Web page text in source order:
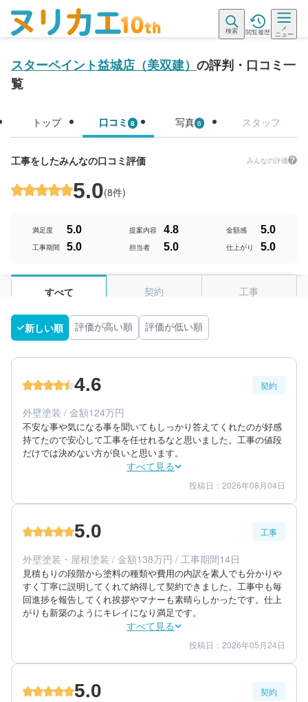
検索 閲覧履歴
メ
ニュー
スターペイント益城店（美双建） の評判・口コミ一
覧
トップ 口コミ 8 写真 6 スタッフ
工事をしたみんなの口コミ評価 みんなの評価
5.0(8件)
満足度 5.0 提案内容 4.8 金額感 5.0
工事期間 5.0 担当者 5.0 仕上がり 5.0
すべて 契約 工事
新しい順 評価が高い順 評価が低い順
4.6 契約
外壁塗装 / 金額124万円
不安な事や気になる事を聞いてもしっかり答えてくれたのが好感
持てたので安心して工事を任せれるなと思いました。工事の値段
だけでは決めない方が良いと思います。
すべて見る
金額感 5
担当者 5
40代/女性/一戸建て
築年数：12年
投稿日：2026年08月04日
5.0 工事
外壁塗装・屋根塗装 / 金額138万円 / 工事期間14日
見積もりの段階から塗料の種類や費用の内訳を素人でも分かりや
すく丁寧に説明してくれて納得して契約できました。工事中も毎
回進捗を報告してくれ挨拶やマナーも素晴らしかったです。仕上
がりも新築のようにキレイになり満足です。
すべて見る
仕上がり 5
満足度 5
60代/女性/一戸建て
投稿日：2026年05月24日
5.0 契約